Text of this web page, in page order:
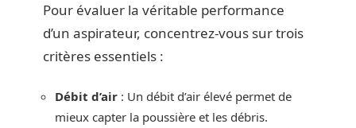
Pour évaluer la véritable performance
d’un aspirateur, concentrez-vous sur trois
critères essentiels :
Débit d’air : Un débit d’air élevé permet de
mieux capter la poussière et les débris.